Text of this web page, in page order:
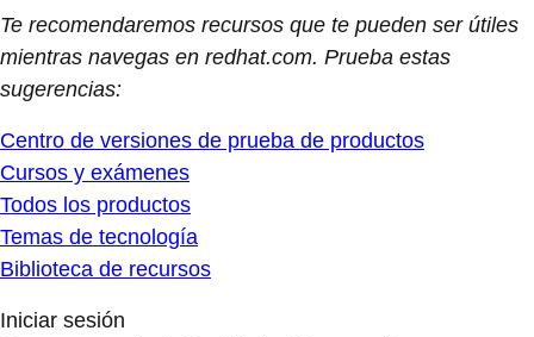
Te recomendaremos recursos que te pueden ser útiles
mientras navegas en redhat.com. Prueba estas
sugerencias:
Centro de versiones de prueba de productos
Cursos y exámenes
Todos los productos
Temas de tecnología
Biblioteca de recursos
Iniciar sesión